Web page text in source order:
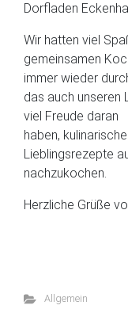
Dorfladen
Wir hatten viel
gemeinsamen
immer wieder
das auch unseren
viel Freude daran
haben,
Lieblingsrezepte
nachzukochen.
Herzliche Grüße
Allgemein